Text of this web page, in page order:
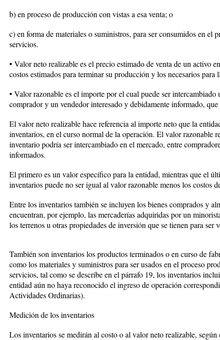
b) en proceso de producción con vistas a esa venta; o
c) en forma de materiales o suministros, para ser consumidos en el
servicios.
• Valor neto realizable es el precio estimado de venta de un activo
costos estimados para terminar su producción y los necesarios para
• Valor razonable es el importe por el cual puede ser
comprador y un vendedor interesado y debidamente informado,
El valor neto realizable hace referencia al importe neto que la
inventarios, en el curso normal de la operación. El valor razonable
inventario podría ser intercambiado en el mercado, entre
informados.
El primero es un valor específico para la entidad, mientras que el
inventarios puede no ser igual al valor razonable menos los costos
Entre los inventarios también se incluyen los bienes comprados y
encuentran, por ejemplo, las mercaderías adquiridas por un
los terrenos u otras propiedades de inversión que se tienen para ser
También son inventarios los productos terminados o en curso de
como los materiales y suministros para ser usados en el proceso
servicios, tal como se describe en el párrafo 19, los inventarios
entidad aún no haya reconocido el ingreso de operación
Actividades Ordinarias).
Medición de los inventarios
Los inventarios se medirán al costo o al valor neto realizable,